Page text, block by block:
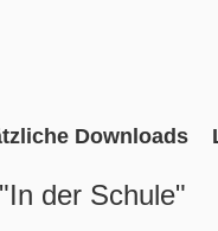
Downloads
der Schule"